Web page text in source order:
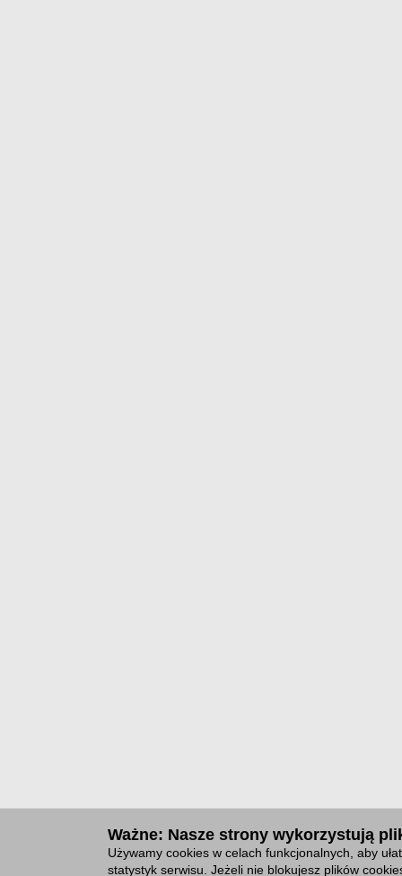
Ważne: Nasze strony wykorzystują
Używamy cookies w celach funkcjonalnych, aby
statystyk serwisu. Jeżeli nie blokujesz plików